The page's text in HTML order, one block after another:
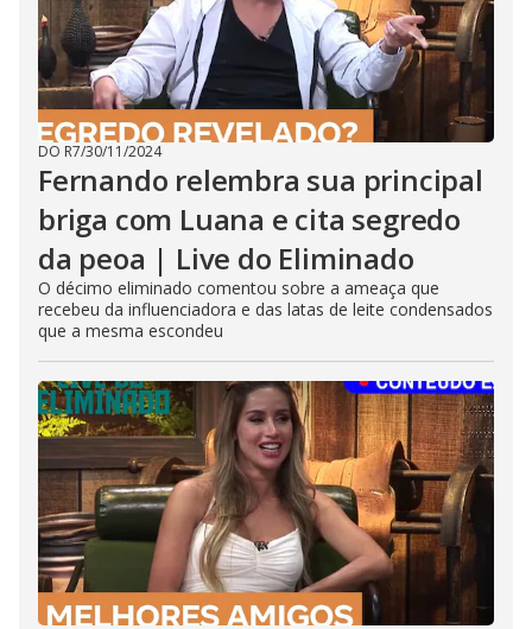
DO R7/30/11/2024
Fernando relembra sua principal
briga com Luana e cita segredo
da peoa | Live do Eliminado
O décimo eliminado comentou sobre a ameaça que
recebeu da influenciadora e das latas de leite condensados
que a mesma escondeu